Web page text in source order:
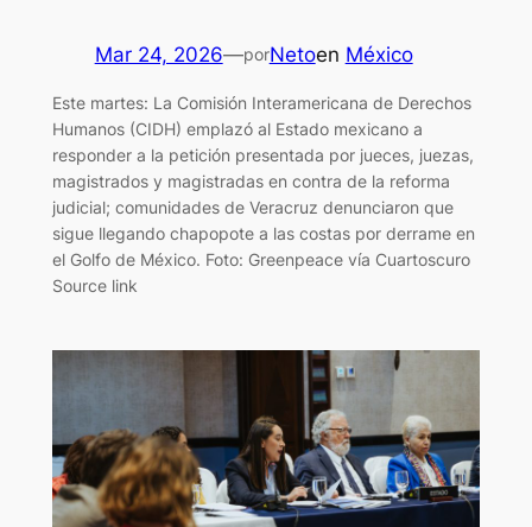
Mar 24, 2026—porNetoen México
Este martes: La Comisión Interamericana de Derechos
Humanos (CIDH) emplazó al Estado mexicano a
responder a la petición presentada por jueces, juezas,
magistrados y magistradas en contra de la reforma
judicial; comunidades de Veracruz denunciaron que
sigue llegando chapopote a las costas por derrame en
el Golfo de México. Foto: Greenpeace vía Cuartoscuro
Source link